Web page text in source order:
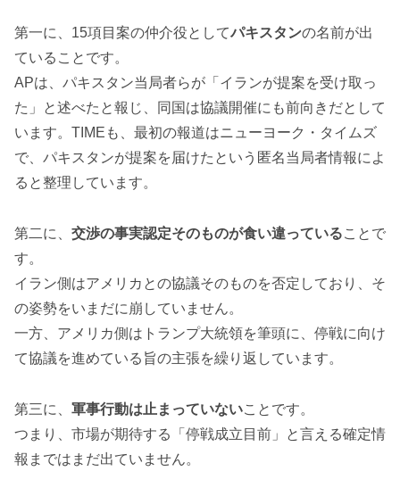
第一に、15項目案の仲介役としてパキスタンの名前が出
ていることです。
APは、パキスタン当局者らが「イランが提案を受け取っ
た」と述べたと報じ、同国は協議開催にも前向きだとして
います。TIMEも、最初の報道はニューヨーク・タイムズ
で、パキスタンが提案を届けたという匿名当局者情報によ
ると整理しています。
第二に、 交渉の事実認定そのものが食い違っていることで
す。
イラン側はアメリカとの協議そのものを否定しており、そ
の姿勢をいまだに崩していません。
一方、アメリカ側はトランプ大統領を筆頭に、停戦に向け
て協議を進めている旨の主張を繰り返しています。
第三に、 軍事行動は止まっていないことです。
つまり、市場が期待する「停戦成立目前」と言える確定情
報まではまだ出ていません。